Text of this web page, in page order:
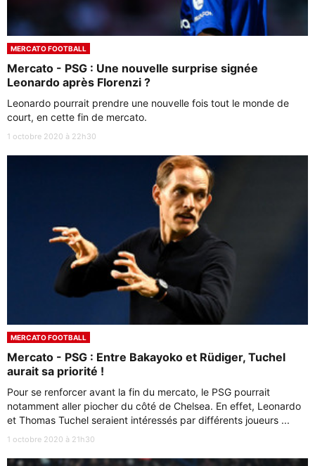
MERCATO FOOTBALL
Mercato - PSG : Une nouvelle surprise signée
Leonardo après Florenzi ?
Leonardo pourrait prendre une nouvelle fois tout le monde de
court, en cette fin de mercato.
1 octobre 2020 à 22h30
MERCATO FOOTBALL
Mercato - PSG : Entre Bakayoko et Rüdiger, Tuchel
aurait sa priorité !
Pour se renforcer avant la fin du mercato, le PSG pourrait
notamment aller piocher du côté de Chelsea. En effet, Leonardo
et Thomas Tuchel seraient intéressés par différents joueurs ...
1 octobre 2020 à 21h30